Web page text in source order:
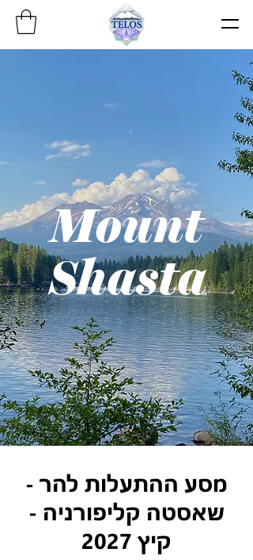
Mount
Shasta
- מסע ההתעלות להר
שאסטה קליפורניה -
קיץ 2027